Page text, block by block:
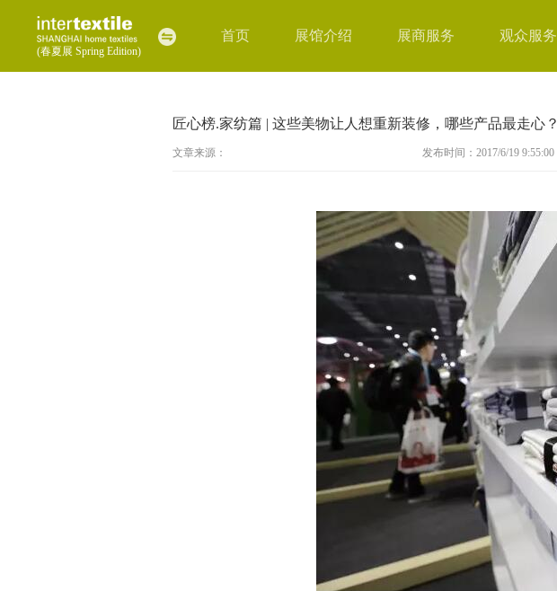
(春夏展 Spring Edition)
首页 展馆介绍 展商服务 观众服务
匠心榜.家纺篇 | 这些美物让人想重新装修，哪些产品最走心？
文章来源： 发布时间：2017/6/19 9:55:00